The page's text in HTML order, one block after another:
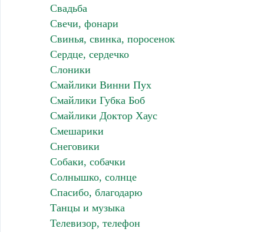
Свадьба
Свечи, фонари
Свинья, свинка, поросенок
Сердце, сердечко
Слоники
Смайлики Винни Пух
Смайлики Губка Боб
Смайлики Доктор Хаус
Смешарики
Снеговики
Собаки, собачки
Солнышко, солнце
Спасибо, благодарю
Танцы и музыка
Телевизор, телефон